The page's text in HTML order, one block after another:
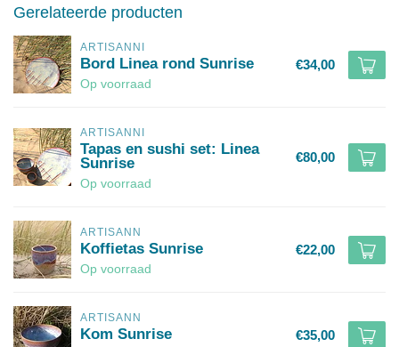
Gerelateerde producten
ARTISANNI
Bord Linea rond Sunrise
Op voorraad
€34,00
ARTISANNI
Tapas en sushi set: Linea
Sunrise
Op voorraad
€80,00
ARTISANN
Koffietas Sunrise
Op voorraad
€22,00
ARTISANN
Kom Sunrise €35,00